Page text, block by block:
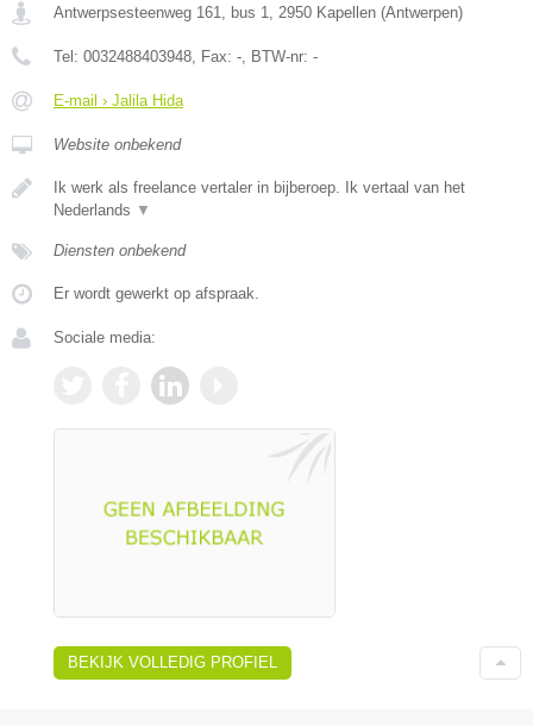
Antwerpsesteenweg 161, bus 1, 2950 Kapellen (Antwerpen)
Tel: 0032488403948, Fax: -, BTW-nr: -
E-mail › Jalila Hida
Website onbekend
Ik werk als freelance vertaler in bijberoep. Ik vertaal van het
Nederlands ▼
Diensten onbekend
Er wordt gewerkt op afspraak.
Sociale media:
BEKIJK VOLLEDIG PROFIEL